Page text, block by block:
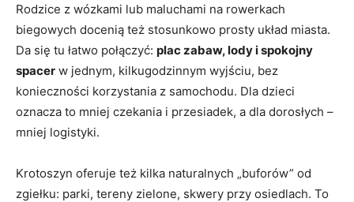
Rodzice z wózkami lub maluchami na rowerkach
biegowych docenią też stosunkowo prosty układ miasta.
Da się tu łatwo połączyć: plac zabaw, lody i spokojny
spacer w jednym, kilkugodzinnym wyjściu, bez
konieczności korzystania z samochodu. Dla dzieci
oznacza to mniej czekania i przesiadek, a dla dorosłych –
mniej logistyki.
Krotoszyn oferuje też kilka naturalnych „buforów” od
zgiełku: parki, tereny zielone, skwery przy osiedlach. To